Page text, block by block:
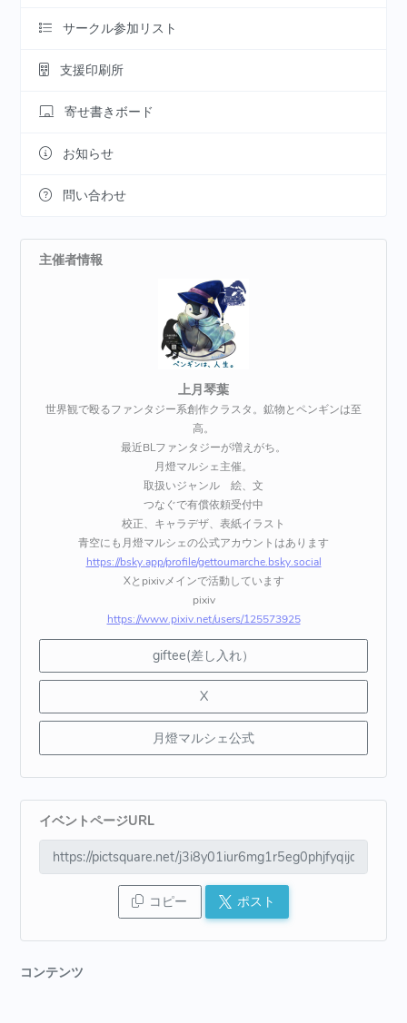
サークル参加リスト
支援印刷所
寄せ書きボード
お知らせ
問い合わせ
主催者情報
上月琴葉
世界観で殴るファンタジー系創作クラスタ。鉱物とペンギンは至
高。
最近BLファンタジーが増えがち。
月燈マルシェ主催。
取扱いジャンル 絵、文
つなぐで有償依頼受付中
校正、キャラデザ、表紙イラスト
青空にも月燈マルシェの公式アカウントはあります
https://bsky.app/profile/gettoumarche.bsky.social
Xとpixivメインで活動しています
pixiv
https://www.pixiv.net/users/125573925
giftee(差し入れ）
X
月燈マルシェ公式
イベントページURL
コピー ポスト
コンテンツ